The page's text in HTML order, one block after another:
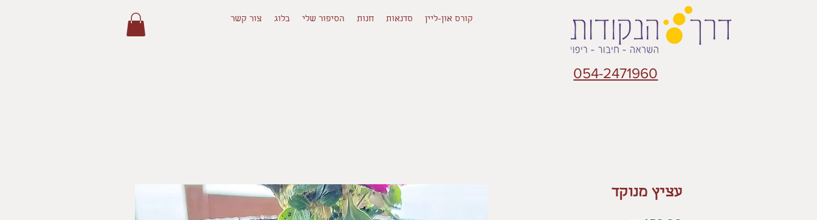
קורס און-ליין סדנאות חנות הסיפור שלי בלוג צור קשר
054-2471960
עציץ מנוקד